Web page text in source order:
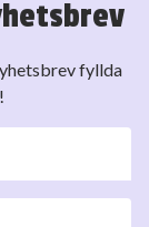
fyllda